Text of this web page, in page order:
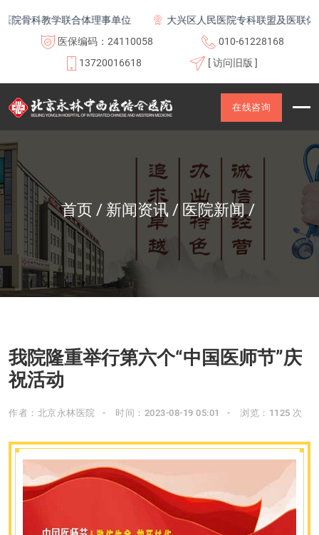
教学联合体理事单位
大兴区人民医院专科联盟及医联体成员单位
医保编码：24110058
010-61228168
13720016618
[ 访问旧版 ]
在线咨询
首页 新闻资讯 医院新闻
我院隆重举行第六个“中国医师节”庆
祝活动
作者：北京永林医院 时间：2023-08-19 05:01 浏览：1125 次